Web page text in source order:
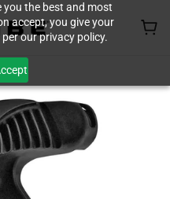
you the best and most
accept, you give your
our privacy policy.